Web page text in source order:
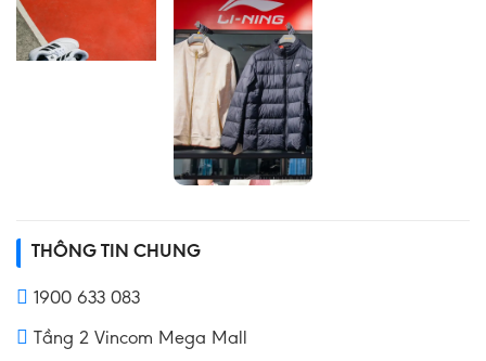
THÔNG TIN CHUNG
1900 633 083
Tầng 2 Vincom Mega Mall